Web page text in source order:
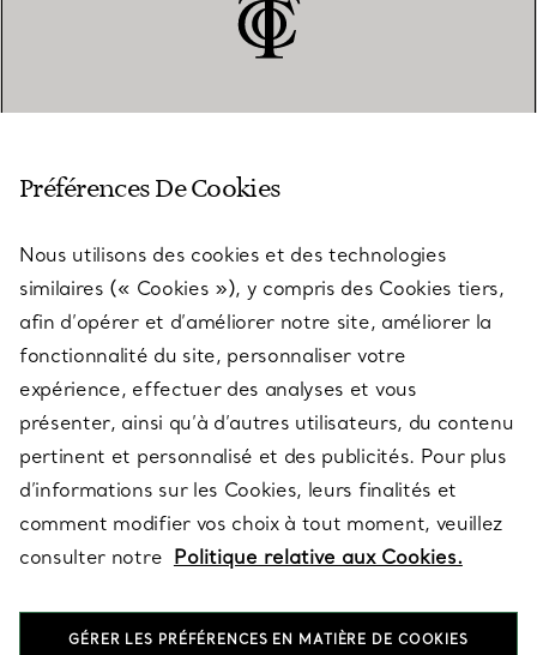
SERVICES
À PROPOS
QUESTIONS LÉGALES
SUIVEZ-NOUS
Préférences De Cookies
Nous utilisons des cookies et des technologies
similaires (« Cookies »), y compris des Cookies tiers,
afin d’opérer et d’améliorer notre site, améliorer la
fonctionnalité du site, personnaliser votre
expérience, effectuer des analyses et vous
présenter, ainsi qu’à d’autres utilisateurs, du contenu
pertinent et personnalisé et des publicités. Pour plus
d’informations sur les Cookies, leurs finalités et
comment modifier vos choix à tout moment, veuillez
consulter notre Politique relative aux Cookies.
GÉRER LES PRÉFÉRENCES EN MATIÈRE DE COOKIES